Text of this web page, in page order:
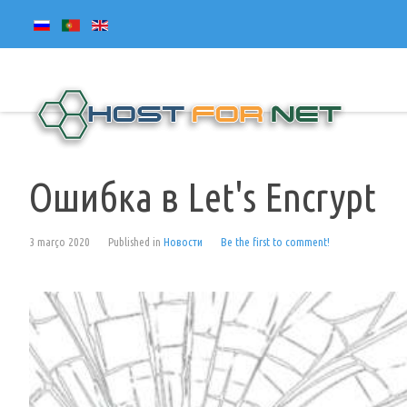
Ошибка в Let's Encrypt
3 março 2020 Published in Новости Be the first to comment!